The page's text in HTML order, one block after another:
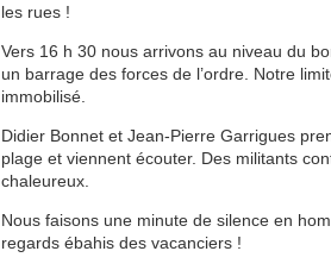
les rues !
Vers 16 h 30 nous arrivons au niveau du
un barrage des forces de l’ordre. Notre
immobilisé.
Didier Bonnet et Jean-Pierre Garrigues
plage et viennent écouter. Des militants
chaleureux.
Nous faisons une minute de silence en
regards ébahis des vacanciers !